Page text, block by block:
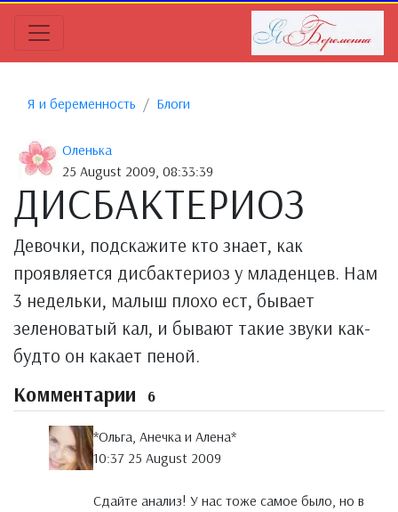
Я и беременность Блоги
Оленька
25 August 2009, 08:33:39
ДИСБАКТЕРИОЗ
Девочки, подскажите кто знает, как
проявляется дисбактериоз у младенцев. Нам
3 недельки, малыш плохо ест, бывает
зеленоватый кал, и бывают такие звуки как-
будто он какает пеной.
Комментарии 6
*Ольга, Анечка и Алена*
10:37 25 August 2009
Сдайте анализ! У нас тоже самое было, но в